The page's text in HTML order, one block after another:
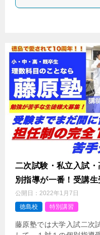
二次試験・私立入試
別指導が一番！受講生
公開日： 2022年1月7日
徳島校
特別講習
藤原塾では大学入試二次